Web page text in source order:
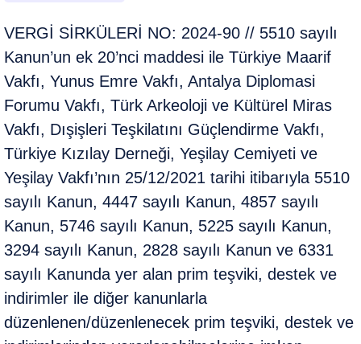
VERGİ SİRKÜLERİ NO: 2024-90 // 5510 sayılı
Kanun’un ek 20’nci maddesi ile Türkiye Maarif
Vakfı, Yunus Emre Vakfı, Antalya Diplomasi
Forumu Vakfı, Türk Arkeoloji ve Kültürel Miras
Vakfı, Dışişleri Teşkilatını Güçlendirme Vakfı,
Türkiye Kızılay Derneği, Yeşilay Cemiyeti ve
Yeşilay Vakfı’nın 25/12/2021 tarihi itibarıyla 5510
sayılı Kanun, 4447 sayılı Kanun, 4857 sayılı
Kanun, 5746 sayılı Kanun, 5225 sayılı Kanun,
3294 sayılı Kanun, 2828 sayılı Kanun ve 6331
sayılı Kanunda yer alan prim teşviki, destek ve
indirimler ile diğer kanunlarla
düzenlenen/düzenlenecek prim teşviki, destek ve